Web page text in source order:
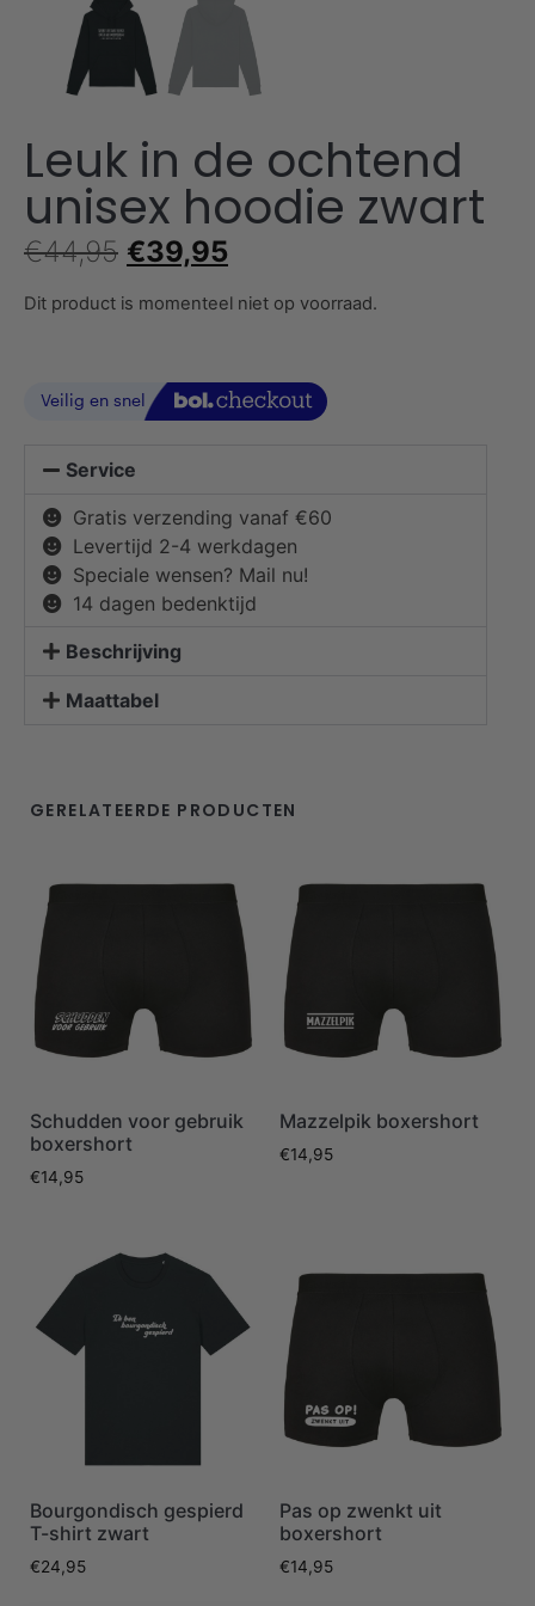
Leuk in de ochtend
unisex hoodie zwart
€44,95 €39,95
Dit product is momenteel niet op voorraad.
Service
Gratis verzending vanaf €60
Levertijd 2-4 werkdagen
Speciale wensen? Mail nu!
14 dagen bedenktijd
Beschrijving
Maattabel
GERELATEERDE PRODUCTEN
Schudden voor gebruik
boxershort
€14,95
Mazzelpik boxershort
€14,95
Bourgondisch gespierd
T-shirt zwart
€24,95
Pas op zwenkt uit
boxershort
€14,95